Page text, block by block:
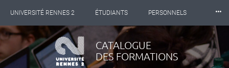
UNIVERSITÉ RENNES 2 ÉTUDIANTS PERSONNELS
INTERNATIONAL PROFESSIONNELS BIBLIOTHÈQUES
LES NOUVELLES DE RENNES 2
⸱⸱⸱
CATALOGUE
DES FORMATIONS